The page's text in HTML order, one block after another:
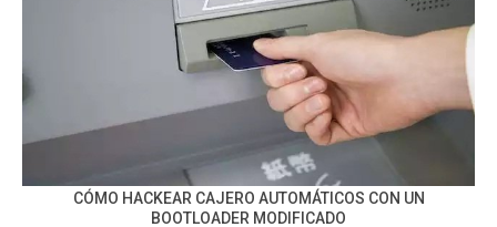
CÓMO HACKEAR CAJERO AUTOMÁTICOS CON UN
BOOTLOADER MODIFICADO